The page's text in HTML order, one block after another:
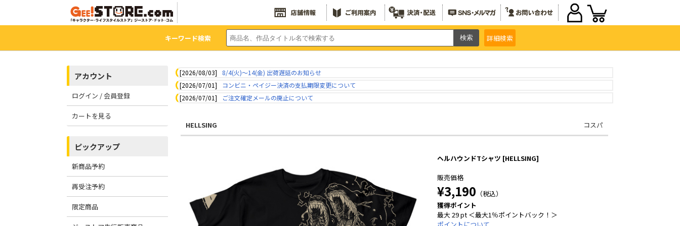
キーワード検索 詳細検索
アカウント
ログイン / 会員登録
カートを見る
ピックアップ
新商品予約
再受注予約
限定商品
[2026/08/03]
8/4(火)～14(金) 出荷遅延のお知らせ
[2026/07/01]
コンビニ・ペイジー決済の支払期限変更について
[2026/07/01]
ご注文確定メールの廃止について
HELLSING コスパ
ヘルハウンドTシャツ [HELLSING]
販売価格
¥3,190 （税込）
獲得ポイント
最大 29 pt ＜最大1％ポイントバック！＞